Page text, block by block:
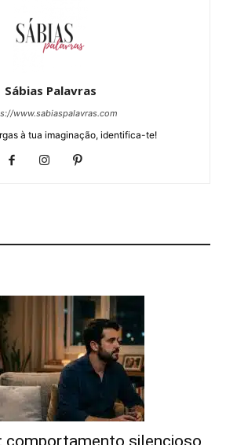
Sábias Palavras
www.sabiaspalavras.com
à tua imaginação, identifica-te!
comportamento silencioso